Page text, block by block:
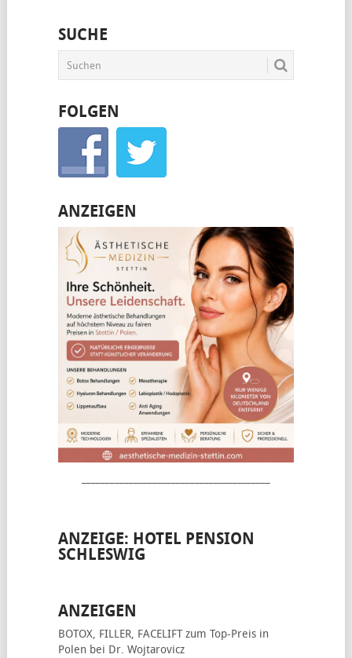
SUCHE
FOLGEN
ANZEIGEN
ANZEIGE: HOTEL PENSION
SCHLESWIG
ANZEIGEN
BOTOX, FILLER, FACELIFTzum Top-Preis in
Polen bei Dr. Wojtarovicz